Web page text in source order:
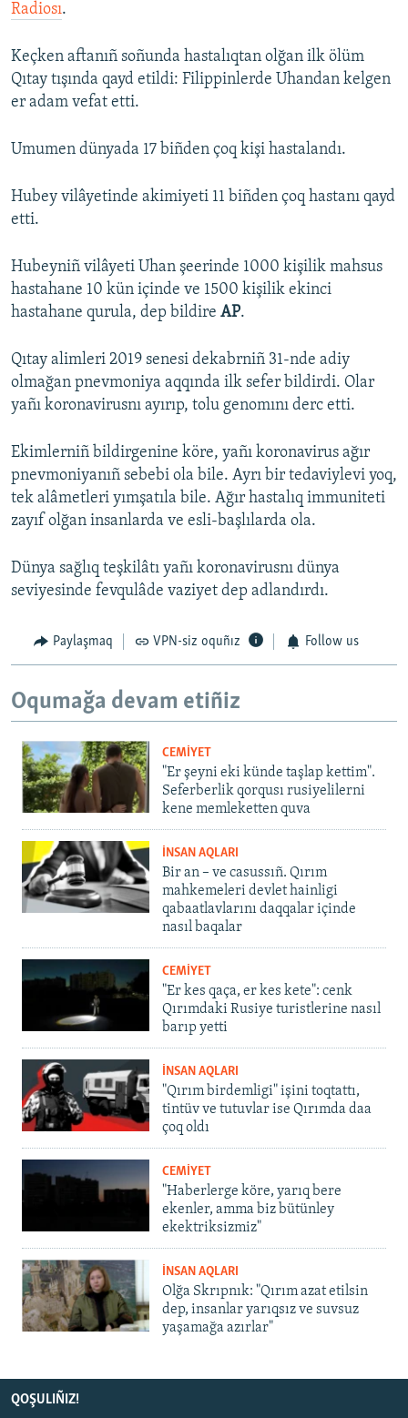
Radiosı.
Keçken aftanıñ soñunda hastalıqtan olğan ilk ölüm
Qıtay tışında qayd etildi: Filippinlerde Uhandan kelgen
er adam vefat etti.
Umumen dünyada 17 biñden çoq kişi hastalandı.
Hubey vilâyetinde akimiyeti 11 biñden çoq hastanı qayd
etti.
Hubeyniñ vilâyeti Uhan şeerinde 1000 kişilik mahsus
hastahane 10 kün içinde ve 1500 kişilik ekinci
hastahane qurula, dep bildire AP.
Qıtay alimleri 2019 senesi dekabrniñ 31-nde adiy
olmağan pnevmoniya aqqında ilk sefer bildirdi. Olar
yañı koronavirusnı ayırıp, tolu genomını derc etti.
Ekimlerniñ bildirgenine köre, yañı koronavirus ağır
pnevmoniyanıñ sebebi ola bile. Ayrı bir tedaviylevi yoq,
tek alâmetleri yımşatıla bile. Ağır hastalıq immuniteti
zayıf olğan insanlarda ve esli-başlılarda ola.
Dünya sağlıq teşkilâtı yañı koronavirusnı dünya
seviyesinde fevqulâde vaziyet dep adlandırdı.
Paylaşmaq VPN-siz oquñız Follow us
Oqumağa devam etiñiz
CEMİYET
"Er şeyni eki künde taşlap kettim".
Seferberlik qorqusı rusiyelilerni
kene memleketten quva
İNSAN AQLARI
Bir an – ve casussıñ. Qırım
mahkemeleri devlet hainligi
qabaatlavlarını daqqalar içinde
nasıl baqalar
CEMİYET
"Er kes qaça, er kes kete": cenk
Qırımdaki Rusiye turistlerine nasıl
barıp yetti
İNSAN AQLARI
"Qırım birdemligi" işini toqtattı,
tintüv ve tutuvlar ise Qırımda daa
çoq oldı
CEMİYET
"Haberlerge köre, yarıq bere
ekenler, amma biz bütünley
ekektriksizmiz"
İNSAN AQLARI
Olğa Skrıpnık: "Qırım azat etilsin
dep, insanlar yarıqsız ve suvsuz
yaşamağa azırlar"
QOŞULIÑIZ!